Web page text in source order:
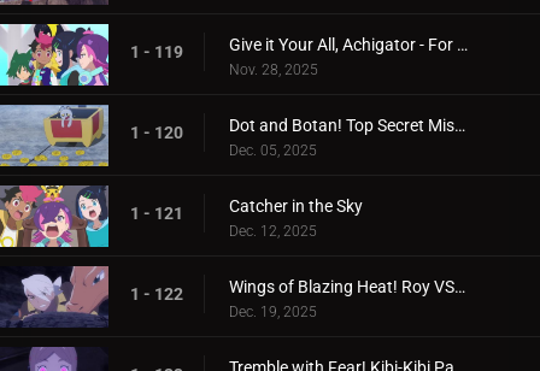
1 - 119 Give it Your All, Achigator - For the Sake of Tomorrow
Nov. 28, 2025
1 - 120 Dot and Botan! Top Secret Mission
Dec. 05, 2025
1 - 121 Catcher in the Sky
Dec. 12, 2025
1 - 122 Wings of Blazing Heat! Roy VS Friede
Dec. 19, 2025